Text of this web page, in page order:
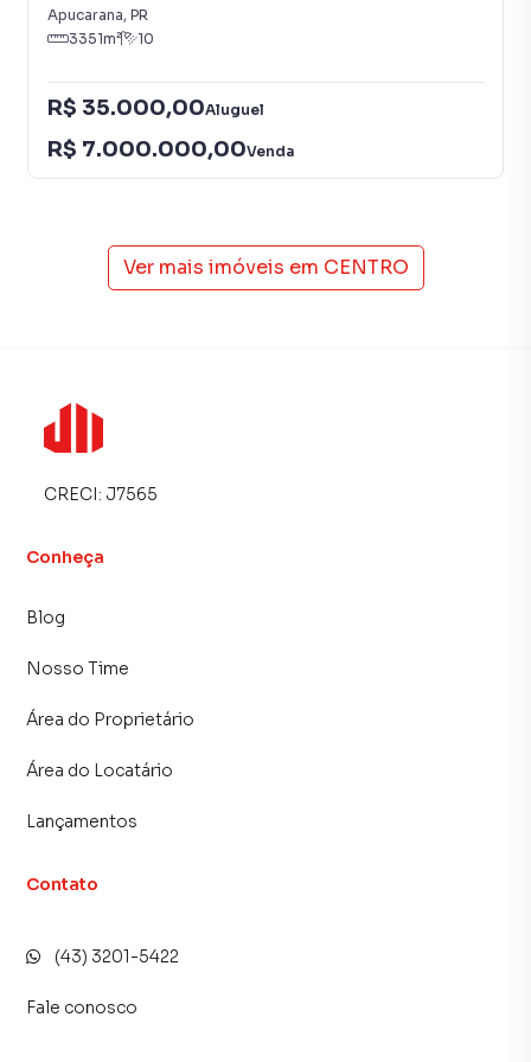
segmentos empresariais, unindo excelente localização,
amplo espaço e praticidade para as operações do dia a dia.
Apucarana, PR
3351m² 10
R$ 35.000,00Aluguel
R$ 7.000.000,00Venda
Ver mais imóveis em CENTRO
CRECI: J7565
Conheça
Blog
Nosso Time
Área do Proprietário
Área do Locatário
Lançamentos
Contato
(43) 3201-5422
Fale conosco